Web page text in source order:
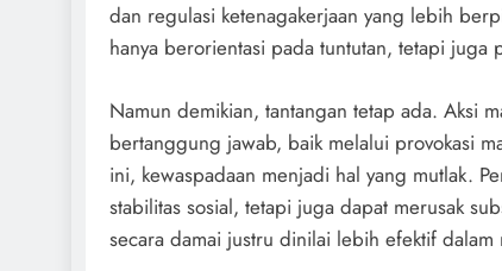
dan regulasi ketenagakerjaan yang lebih
hanya berorientasi pada tuntutan, tetapi
Namun demikian, tantangan tetap ada. Aksi
bertanggung jawab, baik melalui provokasi
ini, kewaspadaan menjadi hal yang mutlak.
stabilitas sosial, tetapi juga dapat merusak
secara damai justru dinilai lebih efektif